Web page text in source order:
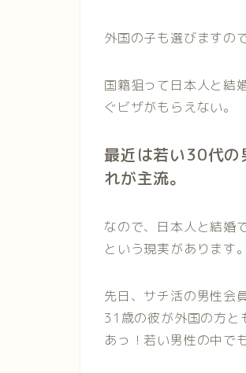
外国の子も選びますので
国籍狙って日本人と結
ぐビザがもらえない。
最近は若い30代
れが主流。
なので、日本人と結婚
という現実があります。
先日、サチ活の男性会
31歳の彼が外国の方と
あっ！若い男性の中で